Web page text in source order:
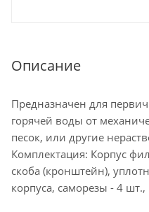
Описание
Предназначен для
горячей воды от
песок, или другие
Комплектация: Корпус
скоба (кронштейн),
корпуса, саморезы - 4